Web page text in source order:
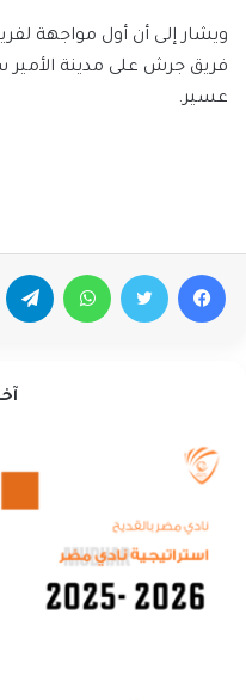
ويشار إلى أن أول مواجهة
فريق جرش على مدينة الأمير
عسير.
فيسبوك تويتر واتساب